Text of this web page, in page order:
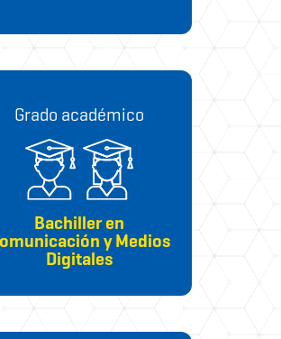
Grado académico
Bachiller en
y Medios
Digitales